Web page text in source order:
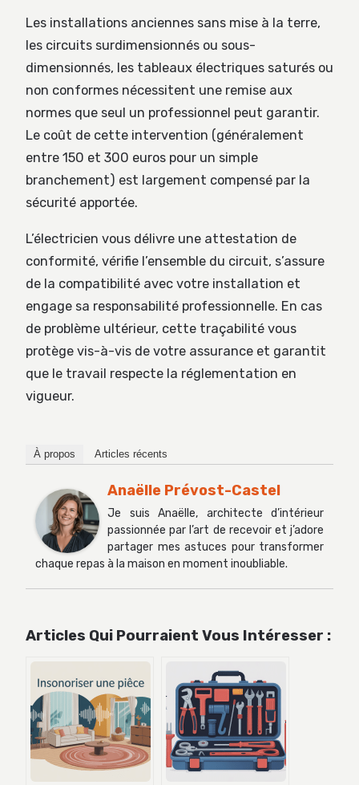
Les installations anciennes sans mise à la terre,
les circuits surdimensionnés ou sous-
dimensionnés, les tableaux électriques saturés ou
non conformes nécessitent une remise aux
normes que seul un professionnel peut garantir.
Le coût de cette intervention (généralement
entre 150 et 300 euros pour un simple
branchement) est largement compensé par la
sécurité apportée.
L’électricien vous délivre une attestation de
conformité, vérifie l’ensemble du circuit, s’assure
de la compatibilité avec votre installation et
engage sa responsabilité professionnelle. En cas
de problème ultérieur, cette traçabilité vous
protège vis-à-vis de votre assurance et garantit
que le travail respecte la réglementation en
vigueur.
À propos Articles récents
Anaëlle Prévost-Castel
Je suis Anaëlle, architecte d’intérieur
passionnée par l’art de recevoir et j’adore
partager mes astuces pour transformer
chaque repas à la maison en moment inoubliable.
Articles Qui Pourraient Vous Intéresser :